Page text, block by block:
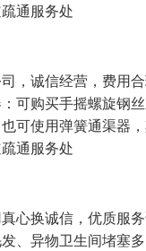
通服务处
，诚信经营，费用
可购买手摇螺旋钢
可使用弹簧通渠器
通服务处
心换诚信，优质服
、异物卫生间堵塞